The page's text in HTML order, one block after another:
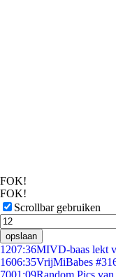
FOK!
FOK!
Scrollbar gebruiken
opslaan
1207:36MIVD-baas lekt
1606:35VrijMiBabes
7001:09Random Pics